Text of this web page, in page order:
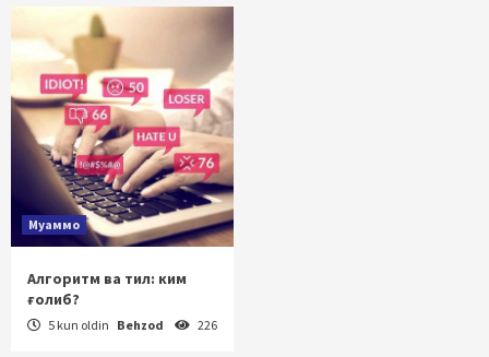
Муаммо
Алгоритм ва тил: ким
ғолиб?
5 kun oldin Behzod 226